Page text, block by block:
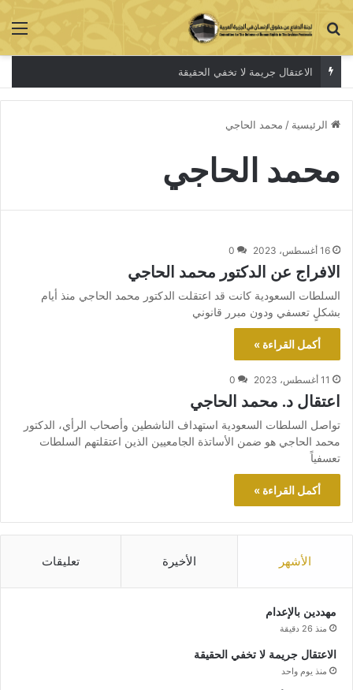
بحث عن
الاعتقال جريمة لا تخفي الحقيقة
الرئيسية / محمد الحاجي
محمد الحاجي
16 أغسطس، 2023 0
الافراج عن الدكتور محمد الحاجي
السلطات السعودية كانت قد اعتقلت الدكتور محمد الحاجي منذ أيام
بشكلٍ تعسفي ودون مبرر قانوني
أكمل القراءة »
11 أغسطس، 2023 0
اعتقال د. محمد الحاجي
تواصل السلطات السعودية استهداف الناشطين وأصحاب الرأي، الدكتور
محمد الحاجي هو ضمن الأساتذة الجامعيين الذين اعتقلتهم السلطات
تعسفياً
أكمل القراءة »
الأشهر الأخيرة تعليقات
مهددين بالإعدام
منذ 26 دقيقة
الاعتقال جريمة لا تخفي الحقيقة
منذ يوم واحد